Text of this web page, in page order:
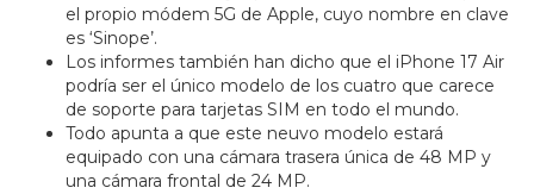
el propio módem 5G de Apple, cuyo nombre en clave
es ‘Sinope’.
Los informes también han dicho que el iPhone 17 Air
podría ser el único modelo de los cuatro que carece
de soporte para tarjetas SIM en todo el mundo.
Todo apunta a que este neuvo modelo estará
equipado con una cámara trasera única de 48 MP y
una cámara frontal de 24 MP.